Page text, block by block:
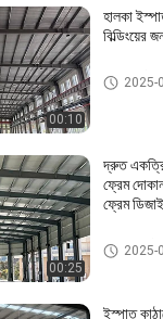
00:10
হালকা
বিল্ডিংয়ের
ইস্পাত2025-
00:25
দ্রুত
ফ্রেম
ফ্রেম
স্টিল বিল্ডিং
2025-
ইস্পাত